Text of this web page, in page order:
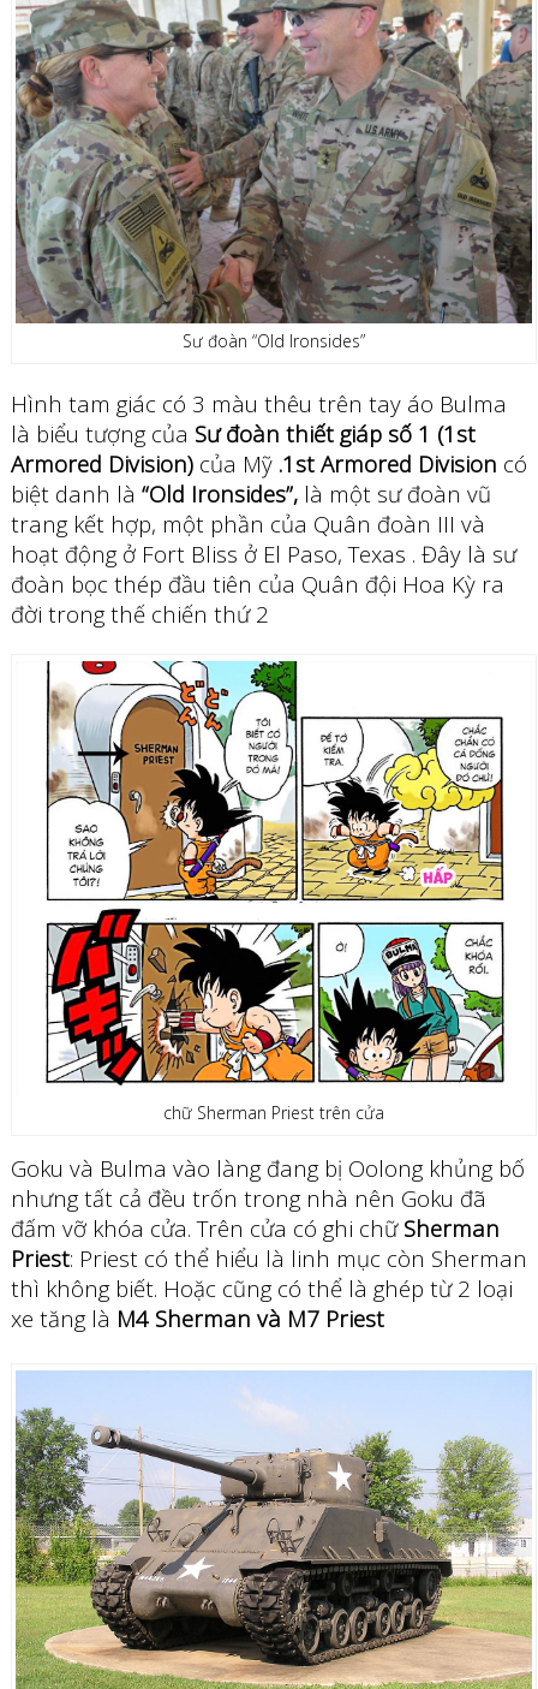
Sư đoàn “Old Ironsides”
Hình tam giác có 3 màu thêu trên tay áo Bulma
là biểu tượng của Sư đoàn thiết giáp số 1 (1st
Armored Division)của Mỹ .1st Armored Division có
biệt danh là “Old Ironsides”,là một sư đoàn vũ
trang kết hợp, một phần của Quân đoàn III và
hoạt động ở Fort Bliss ở El Paso, Texas . Đây là sư
đoàn bọc thép đầu tiên của Quân đội Hoa Kỳ ra
đời trong thế chiến thứ 2
chữ Sherman Priest trên cửa
Goku và Bulma vào làng đang bị Oolong khủng bố
nhưng tất cả đều trốn trong nhà nên Goku đã
đấm vỡ khóa cửa. Trên cửa có ghi chữ Sherman
Priest: Priest có thể hiểu là linh mục còn Sherman
thì không biết. Hoặc cũng có thể là ghép từ 2 loại
xe tăng là M4 Sherman và M7 Priest